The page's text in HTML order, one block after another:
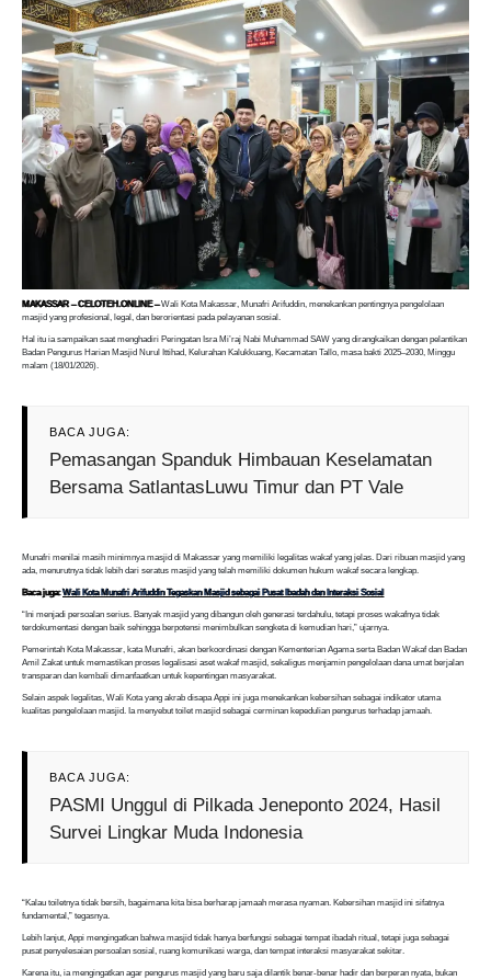
MAKASSAR – CELOTEH.ONLINE –Wali Kota Makassar, Munafri Arifuddin, menekankan pentingnya pengelolaan
masjid yang profesional, legal, dan berorientasi pada pelayanan sosial.
Hal itu ia sampaikan saat menghadiri Peringatan Isra Mi’raj Nabi Muhammad SAW yang dirangkaikan dengan pelantikan
Badan Pengurus Harian Masjid Nurul Ittihad, Kelurahan Kalukkuang, Kecamatan Tallo, masa bakti 2025–2030, Minggu
malam (18/01/2026).
BACA JUGA:
Pemasangan Spanduk Himbauan Keselamatan
Bersama SatlantasLuwu Timur dan PT Vale
Munafri menilai masih minimnya masjid di Makassar yang memiliki legalitas wakaf yang jelas. Dari ribuan masjid yang
ada, menurutnya tidak lebih dari seratus masjid yang telah memiliki dokumen hukum wakaf secara lengkap.
Baca juga:Wali Kota Munafri Arifuddin Tegaskan Masjid sebagai Pusat Ibadah dan Interaksi Sosial
“Ini menjadi persoalan serius. Banyak masjid yang dibangun oleh generasi terdahulu, tetapi proses wakafnya tidak
terdokumentasi dengan baik sehingga berpotensi menimbulkan sengketa di kemudian hari,” ujarnya.
Pemerintah Kota Makassar, kata Munafri, akan berkoordinasi dengan Kementerian Agama serta Badan Wakaf dan Badan
Amil Zakat untuk memastikan proses legalisasi aset wakaf masjid, sekaligus menjamin pengelolaan dana umat berjalan
transparan dan kembali dimanfaatkan untuk kepentingan masyarakat.
Selain aspek legalitas, Wali Kota yang akrab disapa Appi ini juga menekankan kebersihan sebagai indikator utama
kualitas pengelolaan masjid. Ia menyebut toilet masjid sebagai cerminan kepedulian pengurus terhadap jamaah.
BACA JUGA:
PASMI Unggul di Pilkada Jeneponto 2024, Hasil
Survei Lingkar Muda Indonesia
“Kalau toiletnya tidak bersih, bagaimana kita bisa berharap jamaah merasa nyaman. Kebersihan masjid ini sifatnya
fundamental,” tegasnya.
Lebih lanjut, Appi mengingatkan bahwa masjid tidak hanya berfungsi sebagai tempat ibadah ritual, tetapi juga sebagai
pusat penyelesaian persoalan sosial, ruang komunikasi warga, dan tempat interaksi masyarakat sekitar.
Karena itu, ia mengingatkan agar pengurus masjid yang baru saja dilantik benar-benar hadir dan berperan nyata, bukan